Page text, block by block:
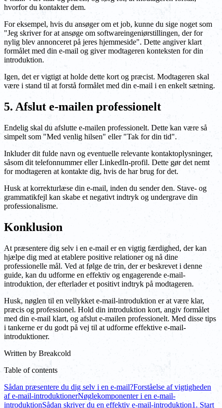
hvorfor du kontakter dem.
For eksempel, hvis du ansøger om et job, kunne du sige noget som
"Jeg skriver for at ansøge om softwareingeniørstillingen, der for
nylig blev annonceret på jeres hjemmeside". Dette angiver klart
formålet med din e-mail og giver modtageren konteksten for din
introduktion.
Igen, det er vigtigt at holde dette kort og præcist. Modtageren skal
være i stand til at forstå formålet med din e-mail i en enkelt sætning.
5. Afslut e-mailen professionelt
Endelig skal du afslutte e-mailen professionelt. Dette kan være så
simpelt som "Med venlig hilsen" eller "Tak for din tid".
Inkluder dit fulde navn og eventuelle relevante kontaktoplysninger,
såsom dit telefonnummer eller LinkedIn-profil. Dette gør det nemt
for modtageren at kontakte dig, hvis de har brug for det.
Husk at korrekturlæse din e-mail, inden du sender den. Stave- og
grammatikfejl kan skabe et negativt indtryk og undergrave din
professionalisme.
Konklusion
At præsentere dig selv i en e-mail er en vigtig færdighed, der kan
hjælpe dig med at etablere positive relationer og nå dine
professionelle mål. Ved at følge de trin, der er beskrevet i denne
guide, kan du udforme en effektiv og engagerende e-mail-
introduktion, der efterlader et positivt indtryk på modtageren.
Husk, nøglen til en vellykket e-mail-introduktion er at være klar,
præcis og professionel. Hold din introduktion kort, angiv formålet
med din e-mail klart, og afslut e-mailen professionelt. Med disse tips
i tankerne er du godt på vej til at udforme effektive e-mail-
introduktioner.
Written by Breakcold
Table of contents
Sådan præsentere du dig selv i en e-mail?Forståelse af vigtigheden
af e-mail-introduktionerNøglekomponenter i en e-mail-
introduktionSådan skriver du en effektiv e-mail-introduktion1. Start